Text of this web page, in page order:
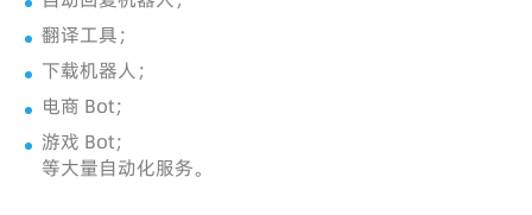
翻译工具；
下载机器人；
电商 Bot；
游戏 Bot；
等大量自动化服务。